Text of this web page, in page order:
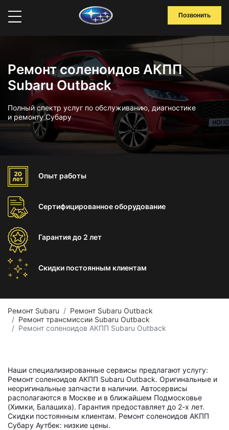
Позвонить
Ремонт соленоидов АКПП
Subaru Outback
Полный спектр услуг по обслуживанию, диагностике
и ремонту Субару
Опыт работы
Сертифицированноеоборудование
Гарантиядо 2 лет
Скидки постоянным клиентам
Ремонт Subaru
Ремонт Subaru Outback
Ремонт трансмиссии Subaru Outback
Ремонт соленоидов АКПП Subaru Outback
Наши специализированные сервисы предлагают услугу:
Ремонт соленоидов АКПП Subaru Outback. Оригинальные и
неоригинальные запчасти в наличии. Автосервисы
располагаются в Москве и в ближайшем Подмосковье
(Химки, Балашиха). Гарантия предоставляет до 2-х лет.
Скидки постоянным клиентам. Ремонт соленоидов АКПП
Субару Аутбек: низкие цены.